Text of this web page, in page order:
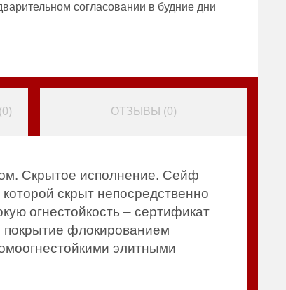
согласовании в будние дни
0) ОТЗЫВЫ (0)
Скрытое исполнение. Сейф
скрыт непосредственно
огнестойкость – сертификат
покрытие флокированием
элитными